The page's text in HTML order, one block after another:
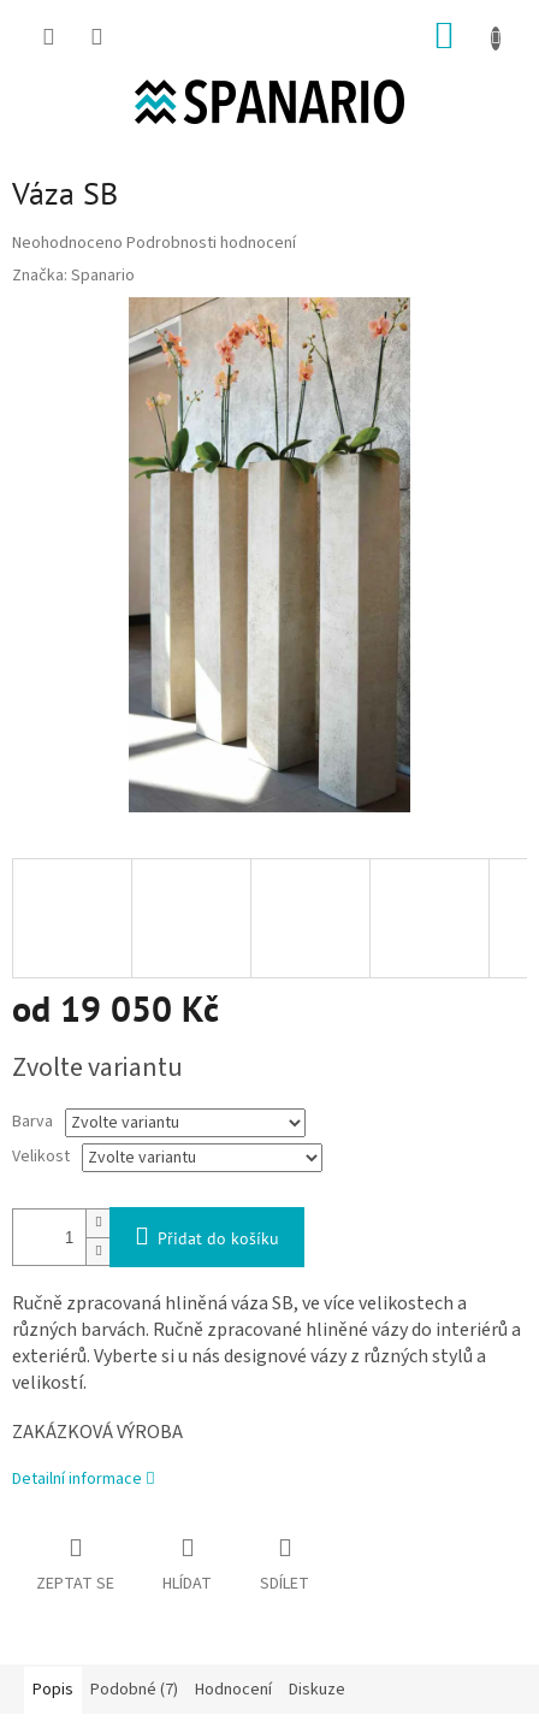
Váza SB
Průměrné hodnocení produktu je 0,0 z 5 hvězdiček.
Neohodnoceno Podrobnosti hodnocení
Značka: Spanario
od 19 050 Kč
Zvolte variantu
Barva
Velikost
Přidat do košíku
Ručně zpracovaná hliněná váza SB, ve více velikostech a
různých barvách. Ručně zpracované hliněné vázy do interiérů a
exteriérů. Vyberte si u nás designové vázy z různých stylů a
velikostí.
ZAKÁZKOVÁ VÝROBA
Detailní informace
ZEPTAT SE HLÍDAT SDÍLET
Popis Podobné (7) Hodnocení Diskuze